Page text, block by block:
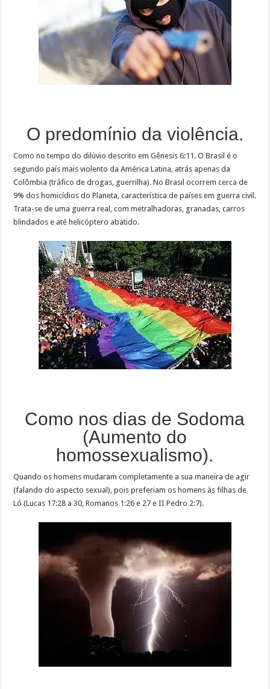
O predomínio da violência.
Como no tempo do dilúvio descrito em Gênesis 6:11. O Brasil é o
segundo país mais violento da América Latina, atrás apenas da
Colômbia (tráfico de drogas, guerrilha). No Brasil ocorrem cerca de
9% dos homicídios do Planeta, característica de países em guerra civil.
Trata-se de uma guerra real, com metralhadoras, granadas, carros
blindados e até helicóptero abatido.
Como nos dias de Sodoma
(Aumento do
homossexualismo).
Quando os homens mudaram completamente a sua maneira de agir
(falando do aspecto sexual), pois preferiam os homens às filhas de
Ló (Lucas 17:28 a 30, Romanos 1:26 e 27 e II Pedro 2:7).